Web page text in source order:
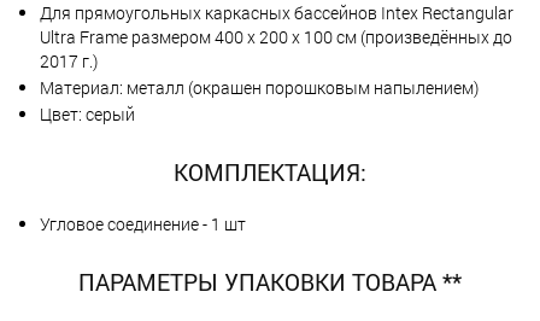
Для прямоугольных каркасных бассейнов Intex Rectangular
Ultra Frame размером 400 х 200 х 100 см (произведённых до
2017 г.)
Материал: металл (окрашен порошковым напылением)
Цвет: серый
КОМПЛЕКТАЦИЯ:
Угловое соединение - 1 шт
ПАРАМЕТРЫ УПАКОВКИ ТОВАРА **